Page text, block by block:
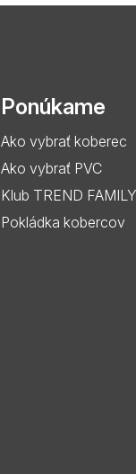
Ponúkame
Ako vybrať koberec
Ako vybrať PVC
Klub TREND FAMILY
Pokládka kobercov